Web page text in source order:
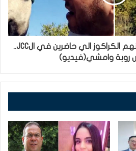
لطفي العبدلي : شكونهم الكراكوز الي حاضرين في الJCC..
روبة وامشي(فيديو)